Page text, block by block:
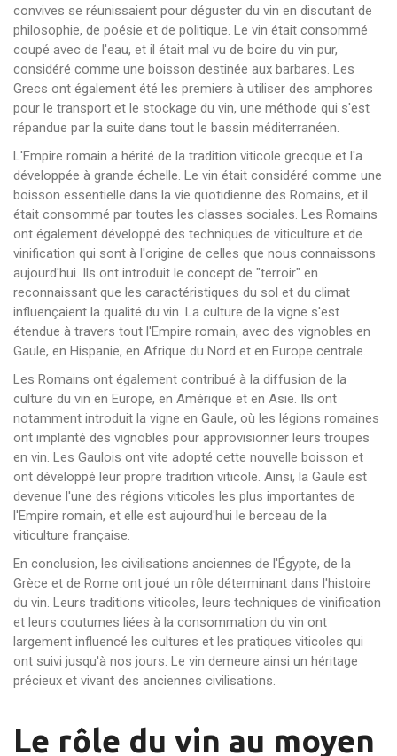
convives se réunissaient pour déguster du vin en discutant de
philosophie, de poésie et de politique. Le vin était consommé
coupé avec de l'eau, et il était mal vu de boire du vin pur,
considéré comme une boisson destinée aux barbares. Les
Grecs ont également été les premiers à utiliser des amphores
pour le transport et le stockage du vin, une méthode qui s'est
répandue par la suite dans tout le bassin méditerranéen.
L'Empire romain a hérité de la tradition viticole grecque et l'a
développée à grande échelle. Le vin était considéré comme une
boisson essentielle dans la vie quotidienne des Romains, et il
était consommé par toutes les classes sociales. Les Romains
ont également développé des techniques de viticulture et de
vinification qui sont à l'origine de celles que nous connaissons
aujourd'hui. Ils ont introduit le concept de "terroir" en
reconnaissant que les caractéristiques du sol et du climat
influençaient la qualité du vin. La culture de la vigne s'est
étendue à travers tout l'Empire romain, avec des vignobles en
Gaule, en Hispanie, en Afrique du Nord et en Europe centrale.
Les Romains ont également contribué à la diffusion de la
culture du vin en Europe, en Amérique et en Asie. Ils ont
notamment introduit la vigne en Gaule, où les légions romaines
ont implanté des vignobles pour approvisionner leurs troupes
en vin. Les Gaulois ont vite adopté cette nouvelle boisson et
ont développé leur propre tradition viticole. Ainsi, la Gaule est
devenue l'une des régions viticoles les plus importantes de
l'Empire romain, et elle est aujourd'hui le berceau de la
viticulture française.
En conclusion, les civilisations anciennes de l'Égypte, de la
Grèce et de Rome ont joué un rôle déterminant dans l'histoire
du vin. Leurs traditions viticoles, leurs techniques de vinification
et leurs coutumes liées à la consommation du vin ont
largement influencé les cultures et les pratiques viticoles qui
ont suivi jusqu'à nos jours. Le vin demeure ainsi un héritage
précieux et vivant des anciennes civilisations.
Le rôle du vin au moyen